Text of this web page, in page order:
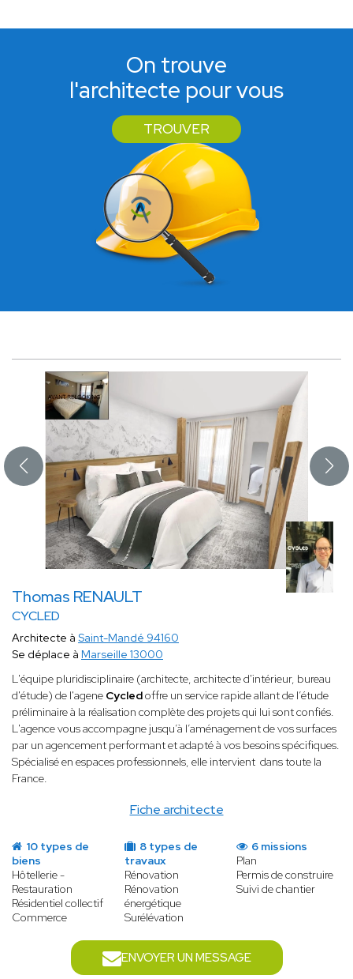
On trouve
l'architecte pour vous
TROUVER
Thomas RENAULT
CYCLED
Fiche architecte
Architecte à Saint-Mandé 94160
Se déplace à Marseille 13000
​L'équipe pluridisciplinaire (architecte, architecte d'intérieur, bureau
d'étude) de l'agene Cycledoffre un service rapide allant de l’étude
préliminaire à la réalisation complète des projets qui lui sont confiés.
L'agence vous accompagne jusqu’à l’aménagement de vos surfaces
par un agencement performant et adapté à vos besoins spécifiques.
Spécialisé en espaces professionnels, elle intervient dans toute la
France.
10 types de
biens
Hôtellerie -
Restauration
Résidentiel collectif
Commerce
8 types de
travaux
Rénovation
Rénovation
énergétique
Surélévation
6 missions
Plan
Permis de construire
Suivi de chantier
ENVOYER UN MESSAGE